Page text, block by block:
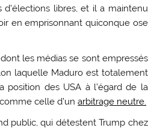
libres, et il a maintenu
en emprisonnant quiconque ose
les médias se sont empressés
laquelle Maduro est totalement
position des USA à l’égard de la
celle d’unarbitrage neutre.
public, qui détestent Trump chez